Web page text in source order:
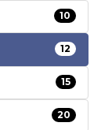
10
12
15
20